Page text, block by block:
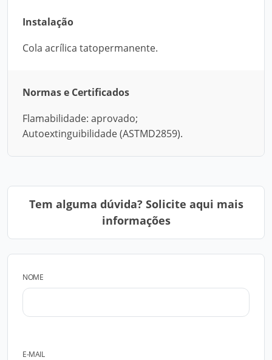
Instalação
Cola acrílica tatopermanente.
Normas e Certificados
Flamabilidade: aprovado;
Autoextinguibilidade (ASTMD2859).
Tem alguma dúvida? Solicite aqui mais
informações
NOME
E-MAIL